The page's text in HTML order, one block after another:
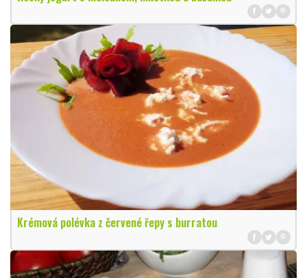
Krémová polévka z červené řepy s burratou